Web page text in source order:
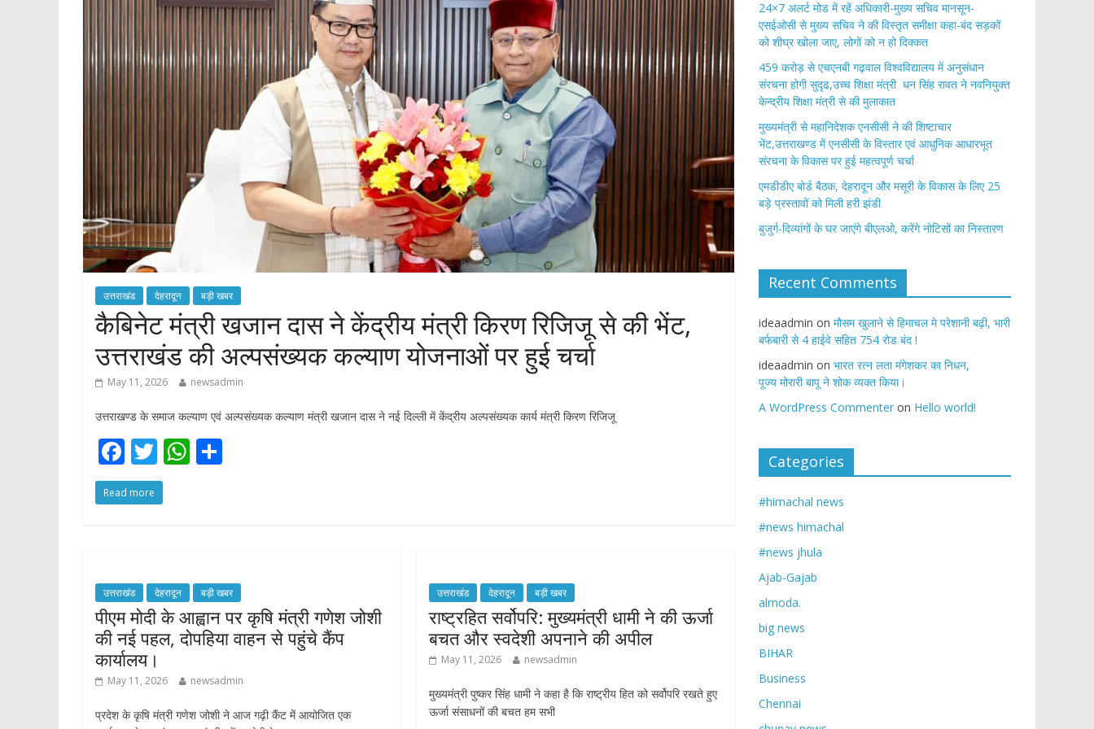
उत्तराखंड देहरादून बड़ी खबर
कैबिनेट मंत्री खजान दास ने केंद्रीय मंत्री किरण रिजिजू से की भेंट,
उत्तराखंड की अल्पसंख्यक कल्याण योजनाओं पर हुई चर्चा
May 11, 2026 newsadmin
उत्तराखण्ड के समाज कल्याण एवं अल्पसंख्यक कल्याण मंत्री खजान दास ने नई दिल्ली में केंद्रीय अल्पसंख्यक कार्य मंत्री किरण रिजिजू
F
ac
e
o
k
T
w
itt
W
p
p
Read more
उत्तराखंड देहरादून बड़ी खबर
पीएम मोदी के आह्वान पर कृषि मंत्री गणेश जोशी
की नई पहल, दोपहिया वाहन से पहुंचे कैंप
कार्यालय।
May 11, 2026 newsadmin
प्रदेश के कृषि मंत्री गणेश जोशी ने आज गढ़ी कैंट में आयोजित एक
उत्तराखंड देहरादून बड़ी खबर
राष्ट्रहित सर्वोपरि: मुख्यमंत्री धामी ने की ऊर्जा
बचत और स्वदेशी अपनाने की अपील
May 11, 2026 newsadmin
मुख्यमंत्री पुष्कर सिंह धामी ने कहा है कि राष्ट्रीय हित को सर्वोपरि रखते हुए
ऊर्जा संसाधनों की बचत हम सभी
24×7 अलर्ट मोड में रहें अधिकारी-मुख्य सचिव मानसून-
एसईओसी से मुख्य सचिव ने की विस्तृत समीक्षा कहा-बंद सड़कों
को शीघ्र खोला जाए, लोगों को न हो दिक्कत
459 करोड़ से एचएनबी गढ़वाल विश्वविद्यालय में अनुसंधान
संरचना होगी सुदृढ,उच्च शिक्षा मंत्री धन सिंह रावत ने नवनियुक्त
केन्द्रीय शिक्षा मंत्री से की मुलाकात
मुख्यमंत्री से महानिदेशक एनसीसी ने की शिष्टाचार
भेंट,उत्तराखण्ड में एनसीसी के विस्तार एवं आधुनिक आधारभूत
संरचना के विकास पर हुई महत्वपूर्ण चर्चा
एमडीडीए बोर्ड बैठक, देहरादून और मसूरी के विकास के लिए 25
बड़े प्रस्तावों को मिली हरी झंडी
बुजुर्ग-दिव्यांगों के घर जाएंगे बीएलओ, करेंगे नोटिसों का निस्तारण
Recent Comments
ideaadmin on मौसम खुलाने से हिमाचल मे परेशानी बढ़ी, भारी
बर्फबारी से 4 हाईवे सहित 754 रोड बंद !
ideaadmin on भारत रत्न लता मंगेशकर का निधन,
पूज्य मोरारी बापू ने शोक व्यक्त किया।
A WordPress Commenter on Hello world!
Categories
#himachal news
#news himachal
#news jhula
Ajab-Gajab
almoda.
big news
BIHAR
Business
Chennai